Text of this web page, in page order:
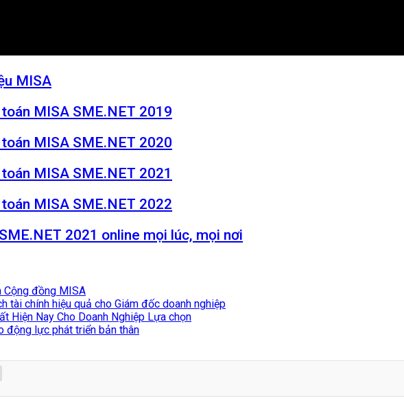
MISA
MISA SME.NET 2019
MISA SME.NET 2020
MISA SME.NET 2021
MISA SME.NET 2022
2021 online mọi lúc, mọi nơi
Cộng đồng MISA
tài chính hiệu quả cho Giám đốc doanh nghiệp
Hiện Nay Cho Doanh Nghiệp Lựa chọn
động lực phát triển bản thân